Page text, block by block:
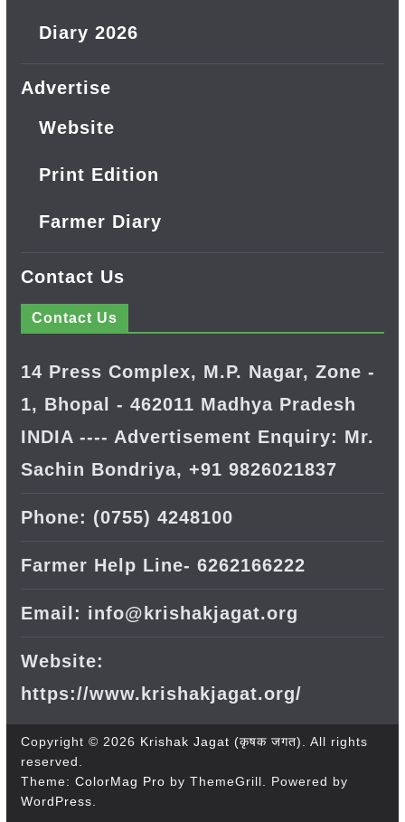
Diary 2026
Advertise
Website
Print Edition
Farmer Diary
Contact Us
Contact Us
14 Press Complex, M.P. Nagar, Zone -
1, Bhopal - 462011 Madhya Pradesh
INDIA ---- Advertisement Enquiry: Mr.
Sachin Bondriya, +91 9826021837
Phone: (0755) 4248100
Farmer Help Line- 6262166222
Email: info@krishakjagat.org
Website:
https://www.krishakjagat.org/
Copyright © 2026 Krishak Jagat (कृषक जगत)
. All rights
reserved.
Theme: ColorMag Pro by ThemeGrill. Powered by
WordPress